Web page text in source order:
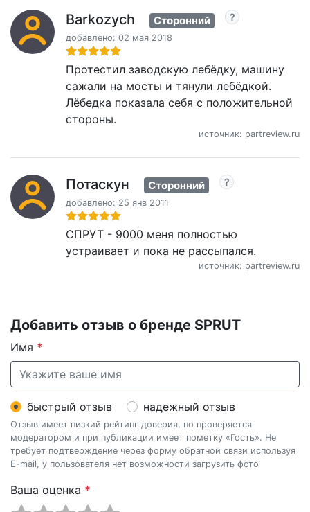
Barkozych Сторонний
добавлено: 02 мая 2018
Протестил заводскую лебёдку, машину
сажали на мосты и тянули лебёдкой.
Лёбедка показала себя с положительной
стороны.
источник: partreview.ru
Потаскун Сторонний
добавлено: 25 янв 2011
СПРУТ - 9000 меня полностью
устраивает и пока не рассыпался.
источник: partreview.ru
Добавить отзыв о бренде SPRUT
Имя *
быстрый отзыв надежный отзыв
Отзыв имеет низкий рейтинг доверия, но проверяется
модератором и при публикации имеет пометку «Гость». Не
требует подтверждение через форму обратной связи используя
E-mail, у пользователя нет возможности загрузить фото
Ваша оценка *